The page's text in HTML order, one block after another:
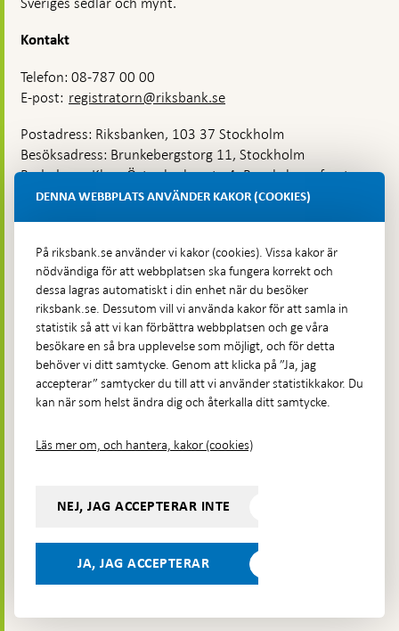
Kontakt
Telefon: 08-787 00 00
E-post: registratorn@riksbank.se
Postadress: Riksbanken, 103 37 Stockholm
Besöksadress: Brunkebergstorg 11, Stockholm
Budadress: Klara Östra kyrkogata 4, Brunkebergsfaret,
Lastplats 6
Hitta direkt
Frågor och svar-
Öppnas
i
ny
flik
Till Riksbankens webbarkiv-
Öppnas
i
ny
Presskontakt
Integritetspolicy
Följ oss på sociala medier
YouTubeDela på:
Facebook
i ny flik
Dela på:
Instagram
i ny flik
Dela
på:
Bluesky
Öppnas
DENNA WEBBPLATS ANVÄNDER KAKOR (COOKIES)
På riksbank.se använder vi kakor (cookies). Vissa kakor är
nödvändiga för att webbplatsen ska fungera korrekt och
dessa lagras automatiskt i din enhet när du besöker
riksbank.se. Dessutom vill vi använda kakor för att samla in
statistik så att vi kan förbättra webbplatsen och ge våra
besökare en så bra upplevelse som möjligt, och för detta
behöver vi ditt samtycke. Genom att klicka på ”Ja, jag
accepterar” samtycker du till att vi använder statistikkakor. Du
kan när som helst ändra dig och återkalla ditt samtycke.
Läs mer om, och hantera, kakor (cookies)
NEJ, JAG ACCEPTERAR INTE
JA, JAG ACCEPTERAR